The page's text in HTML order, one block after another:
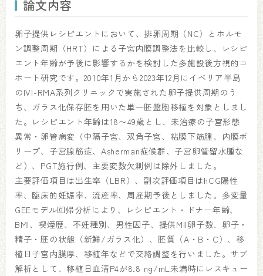
論文内容
卵子提供レシピエントにおいて、排卵周期（NC）とホルモ
ン調整周期（HRT）による子宮内膜調整法を比較し、レシピ
エント年齢が予後に影響するかを検討した多施設後方視的コ
ホート研究です。2010年1月から2023年12月にイベリア半島
のIVI-RMA系列クリニックで実施された卵子提供周期のう
ち、ガラス化保存胚を用いた単一胚盤胞移植を対象としまし
た。レシピエント年齢は18〜49歳とし、未治療の子宮形態
異常・卵管病変（中隔子宮、双角子宮、粘膜下筋腫、内膜ポ
リープ、子宮腺筋症、Asherman症候群、子宮卵管留水腫な
ど）、PGT施行例、主要変数欠測例は除外しました。
主要評価項目は出生率（LBR）、副次評価項目はhCG陽性
率、臨床的妊娠率、流産率、周産期予後としました。多変量
GEEモデル回帰分析により、レシピエント・ドナー年齢、
BMI、喫煙歴、不妊種別、男性因子、提供MII卵子数、卵子・
精子・胚の状態（新鮮/ガラス化）、胚質（A・B・C）、移
植日子宮内膜厚、移植年などで交絡調整を行いました。サブ
解析として、移植日血清P4が8.8 ng/mL未満時にレスキュー